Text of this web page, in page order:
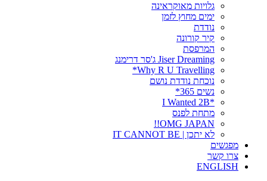
גלויות מאוקראינה
ימים מחוץ לזמן
נודדת
קיר קורונה
המרפסת
Jiser Dreaming ג'סר דרימנג
Why R U Travelling*
נוכחת נודדת נושם
נשים 365*
*I Wanted 2B
מתחת לפנס
OMG JAPAN!!
לא יתכן | IT CANNOT BE
מפגשים
צרו קשר
ENGLISH